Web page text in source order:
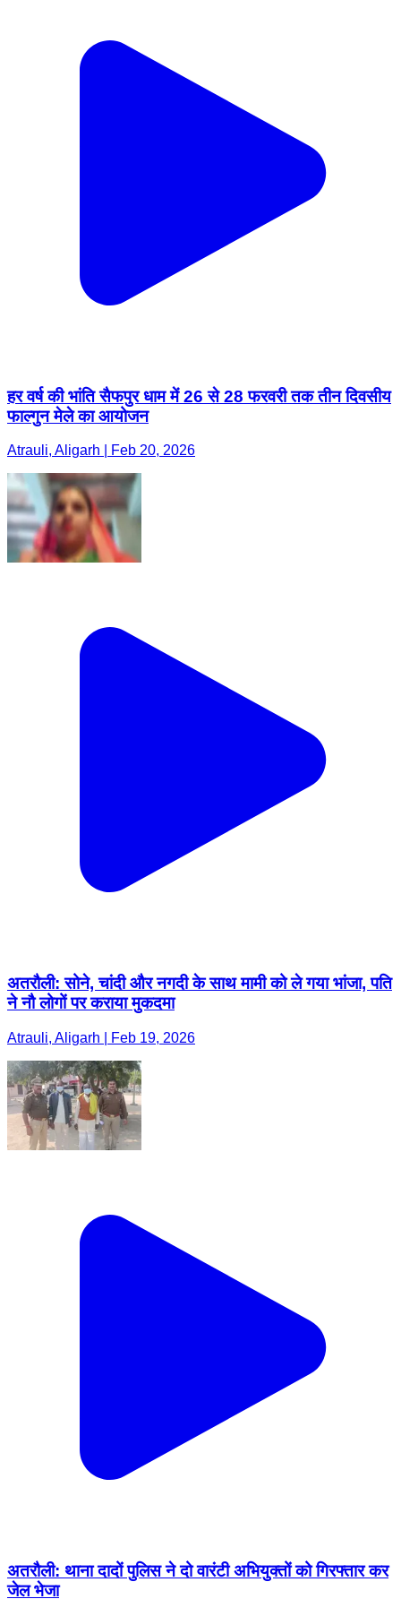
हर वर्ष की भांति सैफपुर धाम में 26 से 28 फरवरी तक तीन दिवसीय
फाल्गुन मेले का आयोजन
Atrauli, Aligarh | Feb 20, 2026
अतरौली: सोने, चांदी और नगदी के साथ मामी को ले गया भांजा, पति
ने नौ लोगों पर कराया मुकदमा
Atrauli, Aligarh | Feb 19, 2026
अतरौली: थाना दादों पुलिस ने दो वारंटी अभियुक्तों को गिरफ्तार कर
जेल भेजा